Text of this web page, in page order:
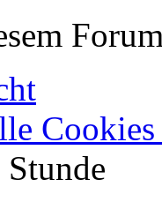
Cookies